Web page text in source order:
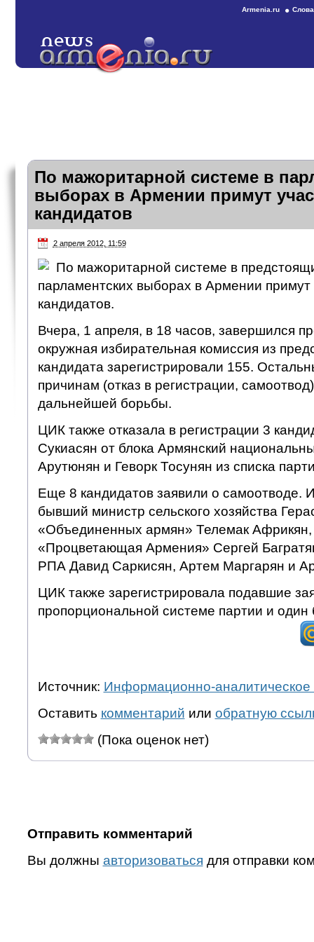
Armenia.ru
По мажоритарной системе в
выборах в Армении примут
кандидатов
2 апреля 2012, 11:59
По мажоритарной системе в
парламентских выборах в Армении примут
кандидатов.
Вчера, 1 апреля, в 18 часов, завершился
окружная избирательная комиссия из
кандидата зарегистрировали 155.
причинам (отказ в регистрации,
дальнейшей борьбы.
ЦИК также отказала в регистрации 3
Сукиасян от блока Армянский
Арутюнян и Геворк Тосунян из списка
Еще 8 кандидатов заявили о самоотводе.
бывший министр сельского хозяйства
«Объединенных армян» Телемак Африкян,
«Процветающая Армения» Сергей
РПА Давид Саркисян, Артем Маргарян и
ЦИК также зарегистрировала подавшие
пропорциональной системе партии и один
Источник: Информационно-аналитическое
Оставить комментарий или обратную
(Пока оценок нет)
Отправить комментарий
Вы должны авторизоваться для отправки